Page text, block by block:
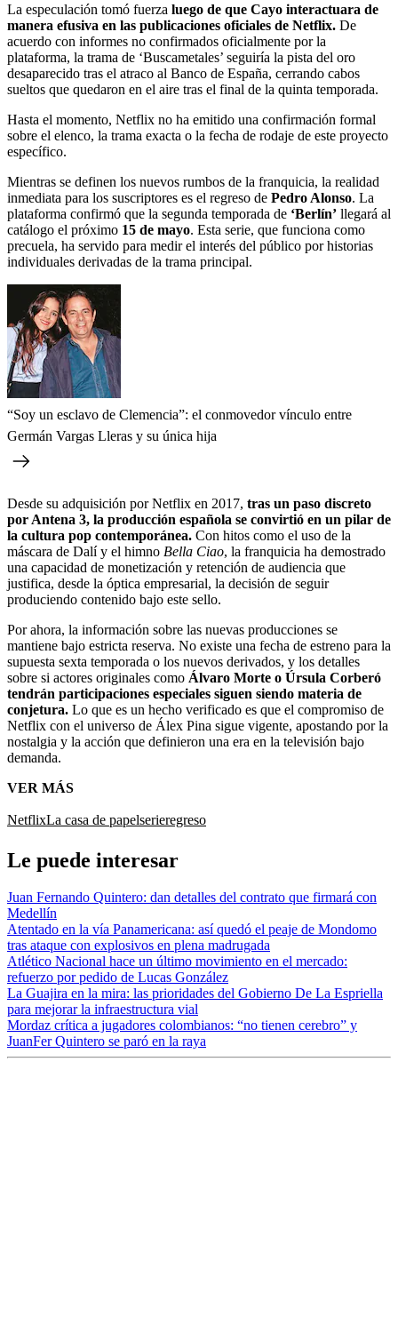
La especulación tomó fuerza luego de que Cayo interactuara de
manera efusiva en las publicaciones oficiales de Netflix. De
acuerdo con informes no confirmados oficialmente por la
plataforma, la trama de ‘Buscametales’ seguiría la pista del oro
desaparecido tras el atraco al Banco de España, cerrando cabos
sueltos que quedaron en el aire tras el final de la quinta temporada.
Hasta el momento, Netflix no ha emitido una confirmación formal
sobre el elenco, la trama exacta o la fecha de rodaje de este proyecto
específico.
Mientras se definen los nuevos rumbos de la franquicia, la realidad
inmediata para los suscriptores es el regreso de Pedro Alonso. La
plataforma confirmó que la segunda temporada de ‘Berlín’ llegará al
catálogo el próximo 15 de mayo. Esta serie, que funciona como
precuela, ha servido para medir el interés del público por historias
individuales derivadas de la trama principal.
“Soy un esclavo de Clemencia”: el conmovedor vínculo entre
Germán Vargas Lleras y su única hija
Desde su adquisición por Netflix en 2017, tras un paso discreto
por Antena 3, la producción española se convirtió en un pilar de
la cultura pop contemporánea. Con hitos como el uso de la
máscara de Dalí y el himno Bella Ciao, la franquicia ha demostrado
una capacidad de monetización y retención de audiencia que
justifica, desde la óptica empresarial, la decisión de seguir
produciendo contenido bajo este sello.
Por ahora, la información sobre las nuevas producciones se
mantiene bajo estricta reserva. No existe una fecha de estreno para la
supuesta sexta temporada o los nuevos derivados, y los detalles
sobre si actores originales como Álvaro Morte o Úrsula Corberó
tendrán participaciones especiales siguen siendo materia de
conjetura. Lo que es un hecho verificado es que el compromiso de
Netflix con el universo de Álex Pina sigue vigente, apostando por la
nostalgia y la acción que definieron una era en la televisión bajo
demanda.
VER MÁS
NetflixLa casa de papelserieregreso
Le puede interesar
Juan Fernando Quintero: dan detalles del contrato que firmará con
Medellín
Atentado en la vía Panamericana: así quedó el peaje de Mondomo
tras ataque con explosivos en plena madrugada
Atlético Nacional hace un último movimiento en el mercado:
refuerzo por pedido de Lucas González
La Guajira en la mira: las prioridades del Gobierno De La Espriella
para mejorar la infraestructura vial
Mordaz crítica a jugadores colombianos: “no tienen cerebro” y
JuanFer Quintero se paró en la raya